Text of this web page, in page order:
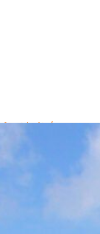
Activités
Equipements